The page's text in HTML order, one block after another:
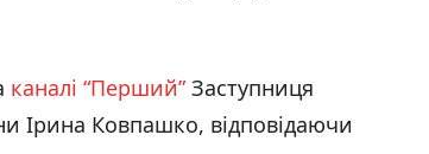
каналі “Перший”Заступниця
Ірина Ковпашко, відповідаючи